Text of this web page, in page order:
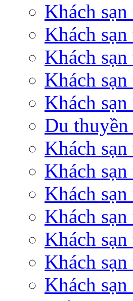
Khách
Khách
Khách
Khách
Khách
Du
Khách
Khách
Khách
Khách
Khách
Khách
Khách sạn